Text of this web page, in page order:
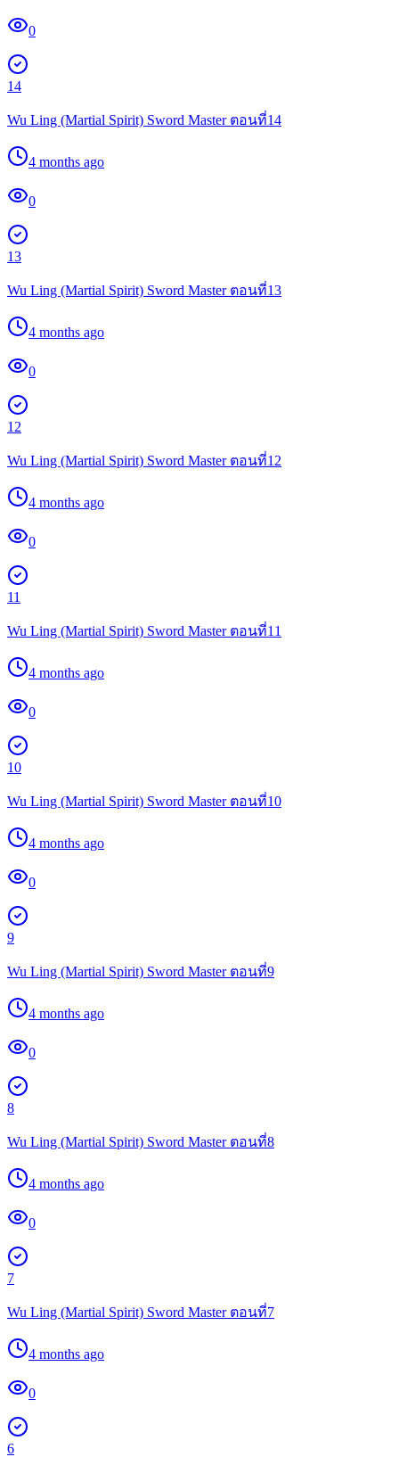
0
14
Wu Ling (Martial Spirit) Sword Master ตอนที่14
4 months ago
0
13
Wu Ling (Martial Spirit) Sword Master ตอนที่13
4 months ago
0
12
Wu Ling (Martial Spirit) Sword Master ตอนที่12
4 months ago
0
11
Wu Ling (Martial Spirit) Sword Master ตอนที่11
4 months ago
0
10
Wu Ling (Martial Spirit) Sword Master ตอนที่10
4 months ago
0
9
Wu Ling (Martial Spirit) Sword Master ตอนที่9
4 months ago
0
8
Wu Ling (Martial Spirit) Sword Master ตอนที่8
4 months ago
0
7
Wu Ling (Martial Spirit) Sword Master ตอนที่7
4 months ago
0
6